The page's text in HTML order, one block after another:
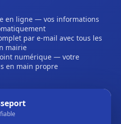
en ligne — vos informations
par e-mail avec tous les
mairie
numérique — votre
en main propre